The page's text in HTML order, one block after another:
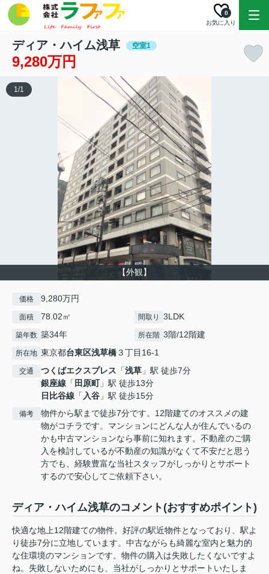
お気に入り
0
ディア・ハイム浅草 空室1
9,280万円
【外観】
1/1
価格 9,280万円
面積 78.02㎡ 間取り 3LDK
築年数 築34年 所在階 3階/12階建
所在地 東京都台東区浅草橋３丁目16-1
交通 つくばエクスプレス 「浅草 」駅 徒歩7分
銀座線 「 田原町」駅 徒歩13分
日比谷線 「入谷 」駅 徒歩15分
備考
物件から駅まで徒歩7分です。12階建てのオススメの建
物がコチラです。マンションにどんな人が住んでいるの
かも中古マンションなら事前に知れます。不動産のご購
入を検討しているが不動産の知識がなくて不安だと思う
方でも、経験豊富な当社スタッフがしっかりとサポート
するので安心してご依頼下さい。
ディア・ハイム浅草のコメント(おすすめポイント)
快適な地上12階建ての物件。好評の駅近物件となっており、駅よ
り徒歩7分に立地しています。中古ながらも綺麗な室内と魅力的
な住環境のマンションです。物件の購入は失敗したくないですよ
ね。失敗しないためにも、当社がしっかりとサポートいたしま